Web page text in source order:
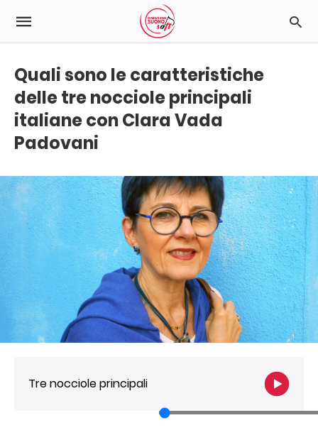
Quali sono le caratteristiche
delle tre nocciole principali
italiane con Clara Vada
Padovani
Tre nocciole principali